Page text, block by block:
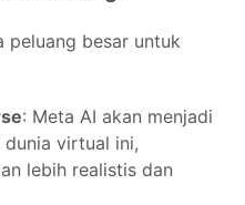
peluang besar untuk
: Meta AI akan menjadi
virtual ini,
lebih realistis dan